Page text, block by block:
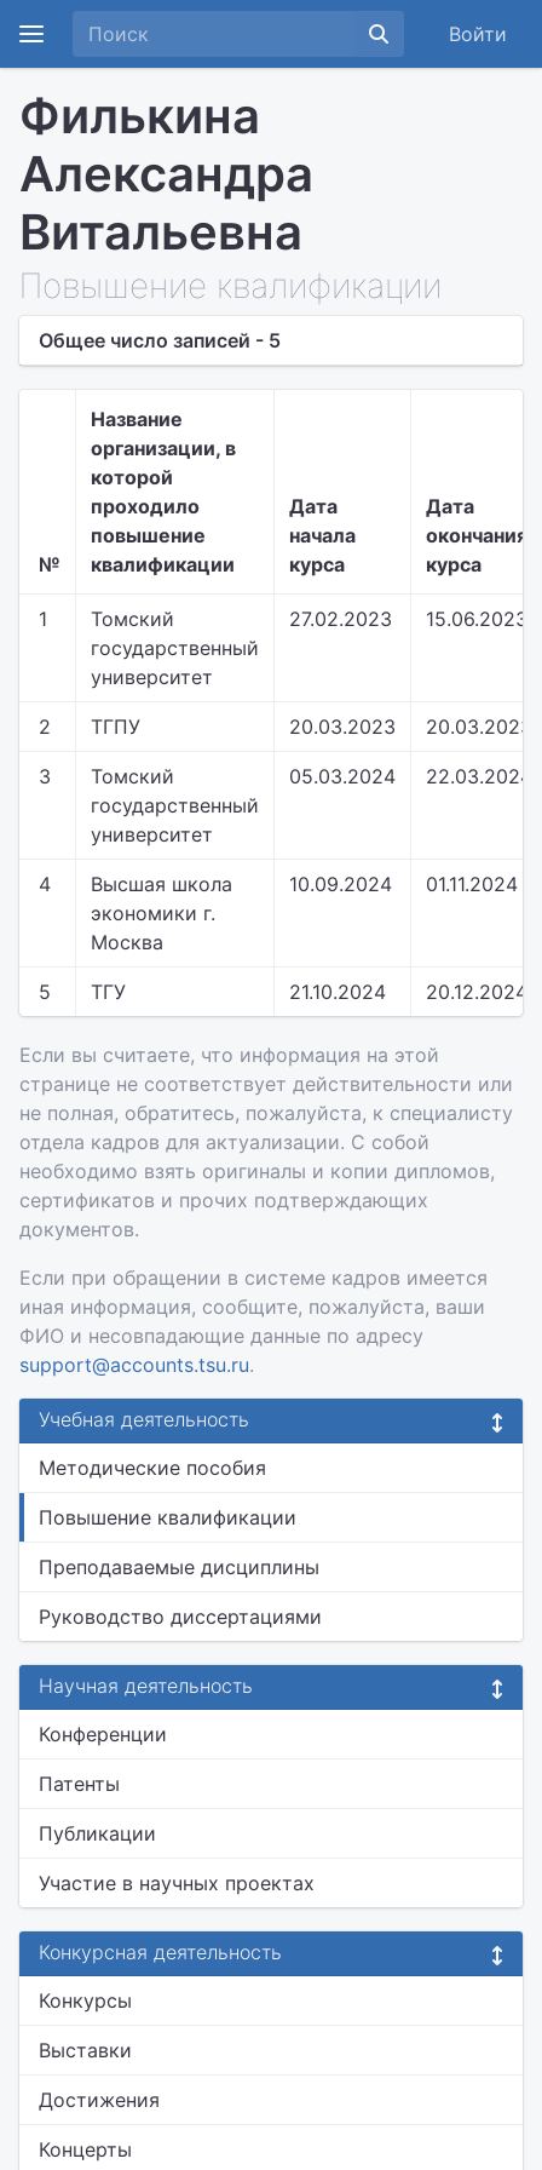
Войти
Филькина
Александра
Витальевна
Повышение квалификации
Общее число записей - 5
№
Название
организации, в
которой
проходило
повышение
квалификации
Дата
начала
курса
Дата
окончания
курса
1
Томский
государственный
университет
27.02.2023 15.06.2023
2 ТГПУ 20.03.2023 20.03.2023
3
Томский
государственный
университет
05.03.2024 22.03.2024
4
Высшая школа
экономики г.
Москва
10.09.2024 01.11.2024
5 ТГУ 21.10.2024 20.12.2024
Если вы считаете, что информация на этой
странице не соответствует действительности или
не полная, обратитесь, пожалуйста, к специалисту
отдела кадров для актуализации. С собой
необходимо взять оригиналы и копии дипломов,
сертификатов и прочих подтверждающих
документов.
Если при обращении в системе кадров имеется
иная информация, сообщите, пожалуйста, ваши
ФИО и несовпадающие данные по адресу
support@accounts.tsu.ru.
Учебная деятельность
Методические пособия
Повышение квалификации
Преподаваемые дисциплины
Руководство диссертациями
Научная деятельность
Конференции
Патенты
Публикации
Участие в научных проектах
Конкурсная деятельность
Конкурсы
Выставки
Достижения
Концерты